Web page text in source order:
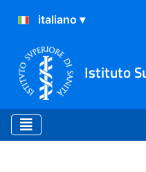
Istituto